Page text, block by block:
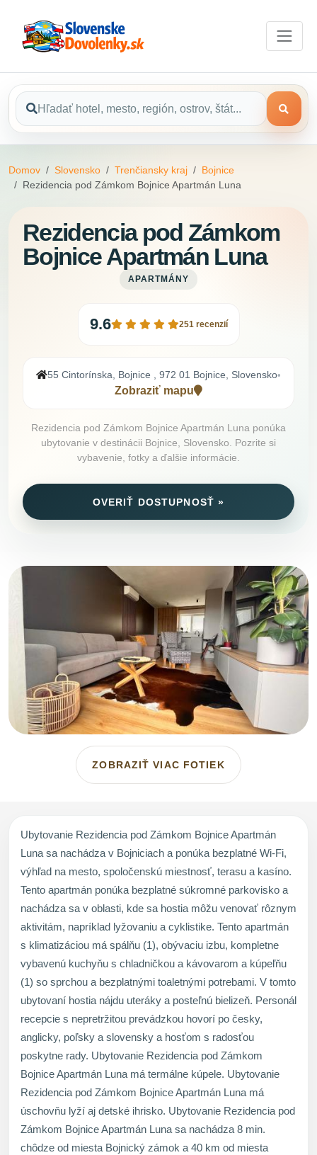
Domov Slovensko Trenčiansky kraj
Bojnice
Rezidencia pod Zámkom Bojnice Apartmán Luna
Rezidencia pod Zámkom
Bojnice Apartmán Luna
APARTMÁNY
9.6 251 recenzií
55 Cintorínska, Bojnice , 972 01 Bojnice, Slovensko•
Zobraziť mapu
Rezidencia pod Zámkom Bojnice Apartmán Luna ponúka
ubytovanie v destinácii Bojnice, Slovensko. Pozrite si
vybavenie, fotky a ďalšie informácie.
OVERIŤ DOSTUPNOSŤ »
ZOBRAZIŤ VIAC FOTIEK
Ubytovanie Rezidencia pod Zámkom Bojnice Apartmán
Luna sa nachádza v Bojniciach a ponúka bezplatné Wi-Fi,
výhľad na mesto, spoločenskú miestnosť, terasu a kasíno.
Tento apartmán ponúka bezplatné súkromné parkovisko a
nachádza sa v oblasti, kde sa hostia môžu venovať rôznym
aktivitám, napríklad lyžovaniu a cyklistike. Tento apartmán
s klimatizáciou má spálňu (1), obývaciu izbu, kompletne
vybavenú kuchyňu s chladničkou a kávovarom a kúpeľňu
(1) so sprchou a bezplatnými toaletnými potrebami. V tomto
ubytovaní hostia nájdu uteráky a posteľnú bielizeň. Personál
recepcie s nepretržitou prevádzkou hovorí po česky,
anglicky, poľsky a slovensky a hosťom s radosťou
poskytne rady. Ubytovanie Rezidencia pod Zámkom
Bojnice Apartmán Luna má termálne kúpele. Ubytovanie
Rezidencia pod Zámkom Bojnice Apartmán Luna má
úschovňu lyží aj detské ihrisko. Ubytovanie Rezidencia pod
Zámkom Bojnice Apartmán Luna sa nachádza 8 min.
chôdze od miesta Bojnický zámok a 40 km od miesta